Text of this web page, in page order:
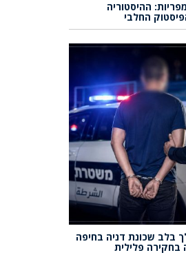
ההיסטוריה
החלבי
בלב שכונת דניה בחיפה
פלילית